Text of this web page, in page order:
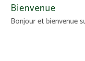
Bienvenue
Bonjour et bienvenue